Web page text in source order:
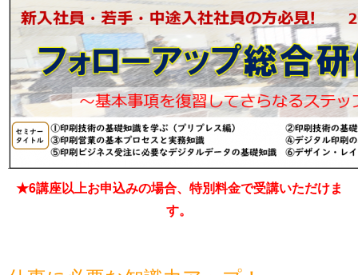
★6講座以上お申込みの場合、特別料金で受講いただけま
す。